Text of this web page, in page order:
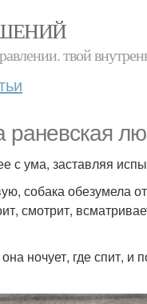
твой
с ума, заставляя
собака обезумела
смотрит,
ночует, где спит, и